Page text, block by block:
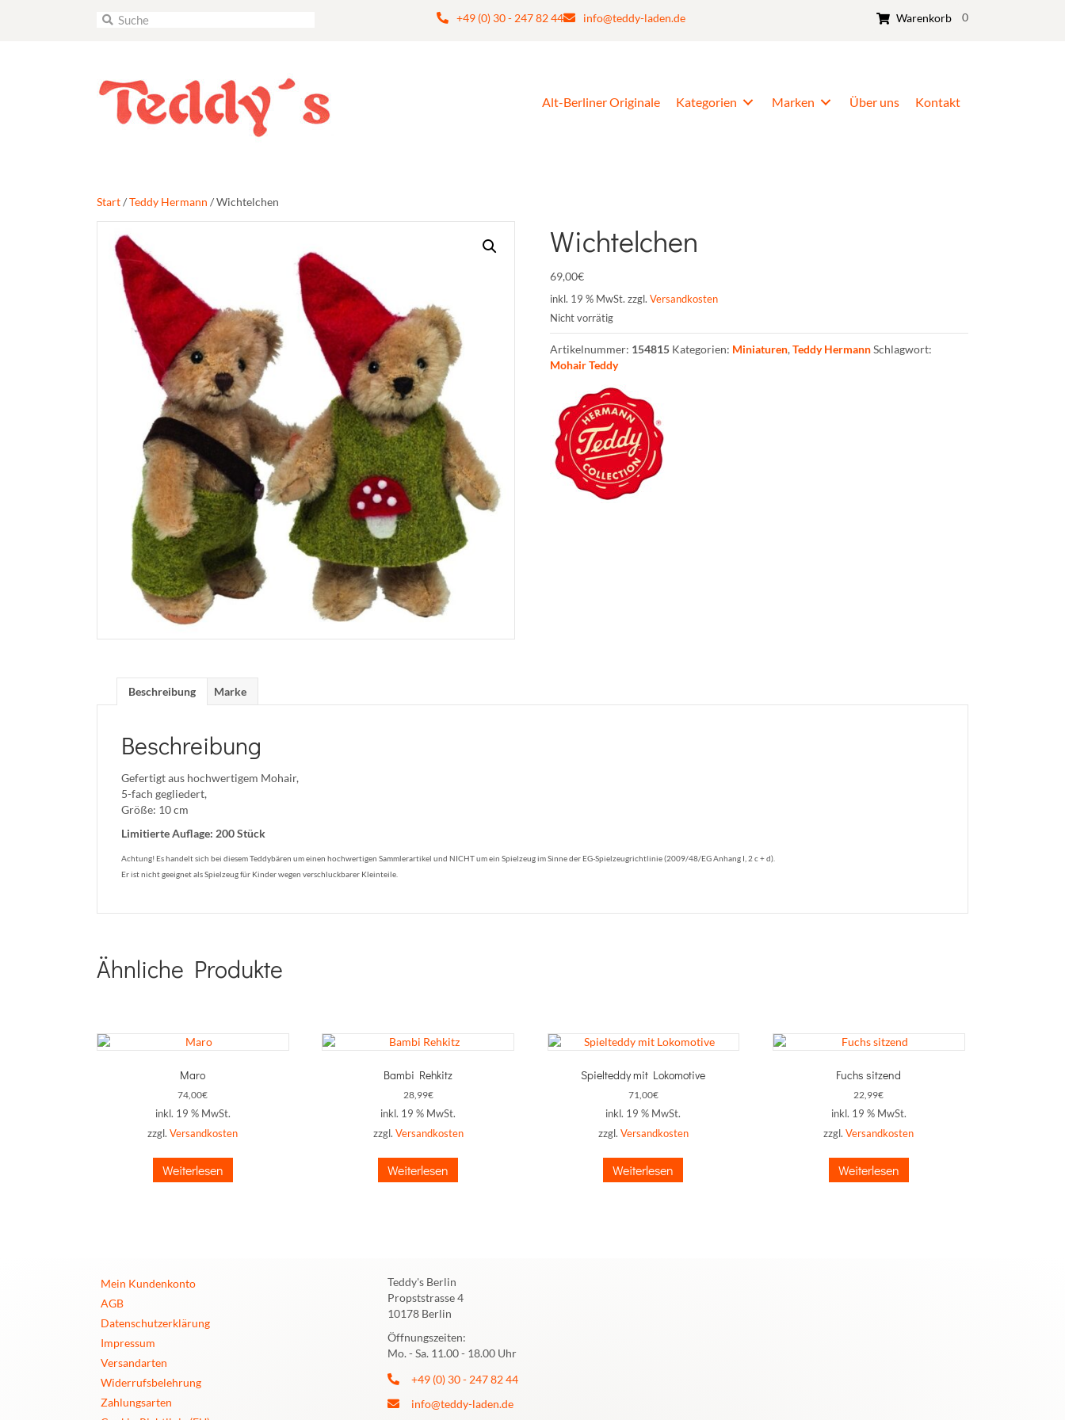
+49 (0) 30 - 247 82 44 info@teddy-laden.de Warenkorb 0
Alt-Berliner Originale Kategorien Marken Über uns Kontakt
Start/Teddy Hermann / Wichtelchen
Wichtelchen
69,00€
inkl. 19 % MwSt. zzgl. Versandkosten
Nicht vorrätig
Artikelnummer: 154815 Kategorien: Miniaturen,Teddy HermannSchlagwort:
Mohair Teddy
Beschreibung Marke
Beschreibung
Gefertigt aus hochwertigem Mohair,
5-fach gegliedert,
Größe: 10 cm
Limitierte Auflage: 200 Stück
Achtung! Es handelt sich bei diesem Teddybären um einen hochwertigen Sammlerartikel und NICHT um ein Spielzeug im Sinne der EG-Spielzeugrichtlinie (2009/48/EG Anhang I, 2 c + d).
Er ist nicht geeignet als Spielzeug für Kinder wegen verschluckbarer Kleinteile.
Ähnliche Produkte
Maro
74,00€
inkl. 19 % MwSt.
zzgl.Versandkosten
Weiterlesen
Bambi Rehkitz
28,99€
inkl. 19 % MwSt.
zzgl. Versandkosten
Weiterlesen
Spielteddy mit Lokomotive
71,00€
inkl. 19 % MwSt.
zzgl. Versandkosten
Weiterlesen
Fuchs sitzend
22,99€
inkl. 19 % MwSt.
zzgl.Versandkosten
Weiterlesen
Mein Kundenkonto
AGB
Datenschutzerklärung
Impressum
Versandarten
Widerrufsbelehrung
Zahlungsarten
Teddy's Berlin
Propststrasse 4
10178 Berlin
Öffnungszeiten:
Mo. - Sa. 11.00 - 18.00 Uhr
+49 (0) 30 - 247 82 44
info@teddy-laden.de